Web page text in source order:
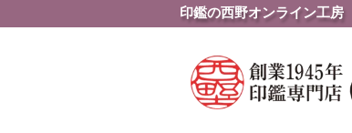
印鑑の西野オンライン工房